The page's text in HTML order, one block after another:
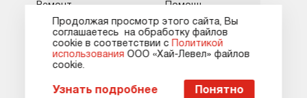
Сервисные центры Кредит и рассрочка
Гарантия Карта сайта
Пожаловаться руководству
Ремонт
Кредит и рассрочка
Помощь
Условия продажи
Идеи Asko
Домашняя прачечная Дизайнерские серии
Продолжая просмотр этого сайта, Вы
соглашаетесь на обработку файлов
сооkie в соответствии с
Политикой
использования ООО «Хай-Левел» файлов
сооkіе.
Узнать подробнее Понятно